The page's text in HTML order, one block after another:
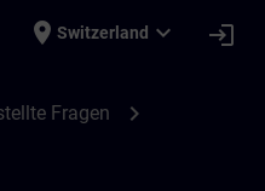
place Switzerland expand_more login
Fragen chevron_right